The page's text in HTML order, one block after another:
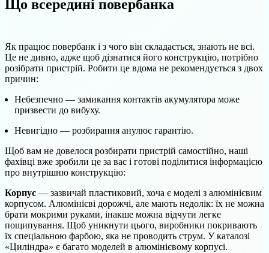
Що всередині повербанка
Як працює повербанк і з чого він складається, знають не всі.
Це не дивно, адже щоб дізнатися його конструкцію, потрібно
розібрати пристрій. Робити це вдома не рекомендується з двох
причин:
Небезпечно — замикання контактів акумулятора може
призвести до вибуху.
Невигідно — розбирання анулює гарантію.
Щоб вам не довелося розбирати пристрій самостійно, наші
фахівці вже зробили це за вас і готові поділитися інформацією
про внутрішню конструкцію:
Корпус — зазвичай пластиковий, хоча є моделі з алюмінієвим
корпусом. Алюмінієві дорожчі, але мають недолік: їх не можна
брати мокрими руками, інакше можна відчути легке
пощипування. Щоб уникнути цього, виробники покривають
їх спеціальною фарбою, яка не проводить струм. У каталозі
«Циліндра» є багато моделей в алюмінієвому корпусі.